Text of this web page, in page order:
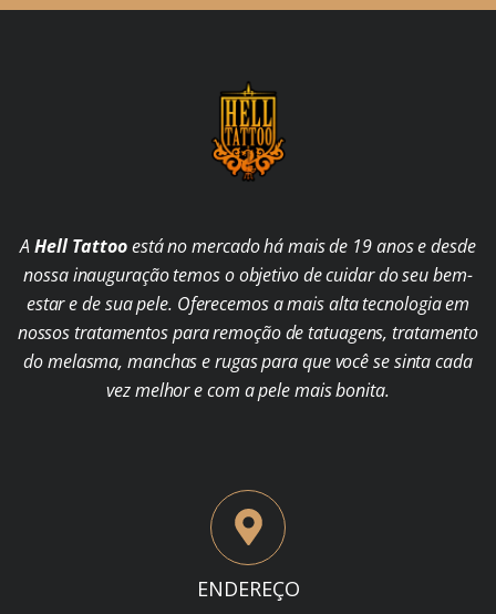
AHell Tattooestá no mercado há mais de 19 anos e desde
nossa inauguração temos o objetivo de cuidar do seu bem-
estar e de sua pele. Oferecemos a mais alta tecnologia em
nossos tratamentos para remoção de tatuagens, tratamento
do melasma, manchas e rugas para que você se sinta cada
vez melhor e com a pele mais bonita.
ENDEREÇO